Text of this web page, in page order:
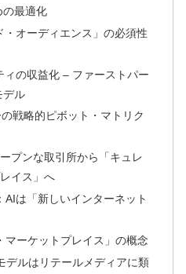
の最適化
オーディエンス」の必須性
ィの収益化 – ファーストパー
デル
戦略的ピボット・マトリク
プンな取引所から「キュレ
イス」へ
は「新しいインターネット
マーケットプレイス」の概念
デルはリテールメディアに類